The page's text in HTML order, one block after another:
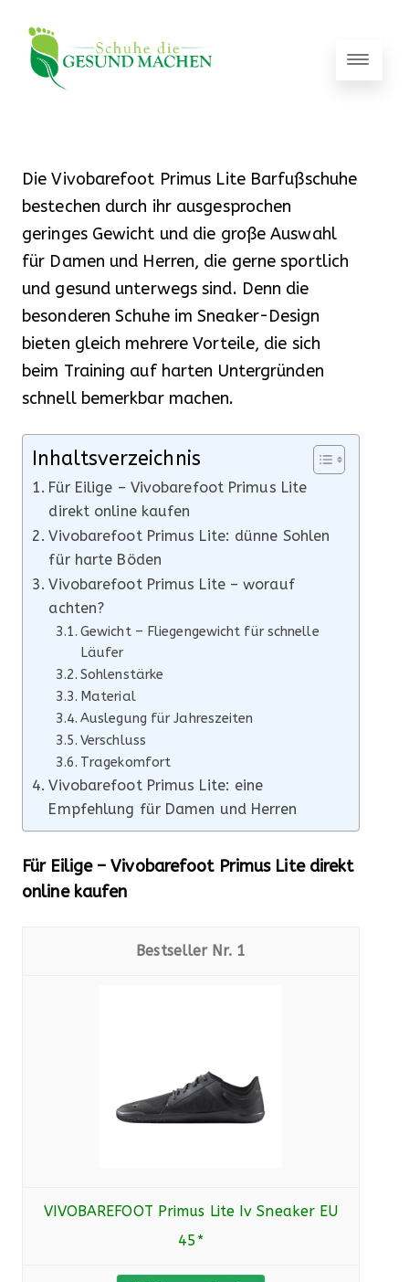
Die Vivobarefoot Primus Lite Barfußschuhe
bestechen durch ihr ausgesprochen
geringes Gewicht und die große Auswahl
für Damen und Herren, die gerne sportlich
und gesund unterwegs sind. Denn die
besonderen Schuhe im Sneaker-Design
bieten gleich mehrere Vorteile, die sich
beim Training auf harten Untergründen
schnell bemerkbar machen.
Inhaltsverzeichnis
Für Eilige – Vivobarefoot Primus Lite
direkt online kaufen
Vivobarefoot Primus Lite: dünne Sohlen
für harte Böden
Vivobarefoot Primus Lite – worauf
achten?
Gewicht – Fliegengewicht für schnelle
Läufer
Sohlenstärke
Material
Auslegung für Jahreszeiten
Verschluss
Tragekomfort
Vivobarefoot Primus Lite: eine
Empfehlung für Damen und Herren
Für Eilige – Vivobarefoot Primus Lite direkt
online kaufen
1
VIVOBAREFOOT Primus Lite Iv Sneaker EU
45*